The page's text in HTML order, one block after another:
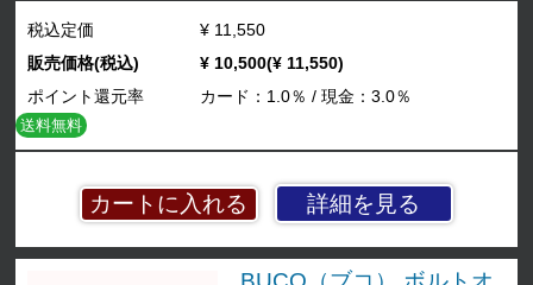
詳細を見る
税込定価
¥ 11,550
販売価格(税込)
¥ 10,500(¥ 11,550)
ポイント還元率
カード：1.0％ / 現金：3.0％
送料無料